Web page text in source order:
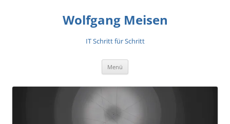
Wolfgang Meisen
IT Schritt für Schritt
Menü